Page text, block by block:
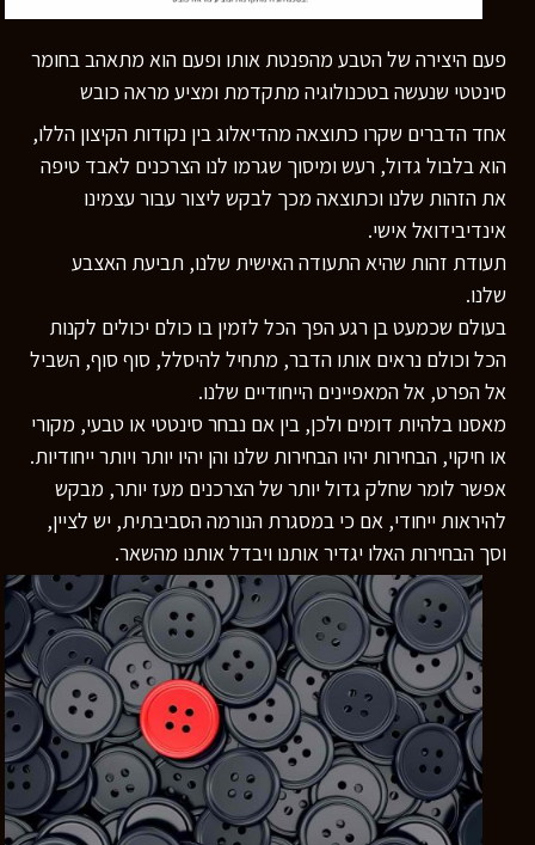
פעם היצירה של הטבע מהפנטת אותו ופעם הוא מתאהב בחומר
סינטטי שנעשה בטכנולוגיה מתקדמת ומציע מראה כובש
אחד הדברים שקרו כתוצאה מהדיאלוג בין נקודות הקיצון הללו,
הוא בלבול גדול, רעש ומיסוך שגרמו לנו הצרכנים לאבד טיפה
את הזהות שלנו וכתוצאה מכך לבקש ליצור עבור עצמינו
אינדיבידואל אישי.
תעודת זהות שהיא התעודה האישית שלנו, תביעת האצבע
שלנו.
בעולם שכמעט בן רגע הפך הכל לזמין בו כולם יכולים לקנות
הכל וכולם נראים אותו הדבר, מתחיל להיסלל, סוף סוף, השביל
אל הפרט, אל המאפיינים הייחודיים שלנו.
מאסנו בלהיות דומים ולכן, בין אם נבחר סינטטי או טבעי, מקורי
או חיקוי, הבחירות יהיו הבחירות שלנו והן יהיו יותר ויותר ייחודיות.
אפשר לומר שחלק גדול יותר של הצרכנים מעז יותר, מבקש
להיראות ייחודי, אם כי במסגרת הנורמה הסביבתית, יש לציין,
וסך הבחירות האלו יגדיר אותנו ויבדל אותנו מהשאר.